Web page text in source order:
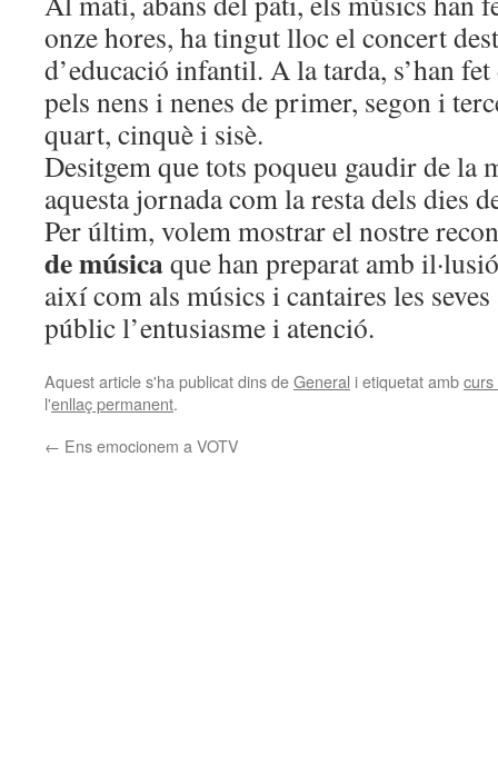
onze hores, ha tingut lloc el concert
d’educació infantil. A la tarda, s’han fet
pels nens i nenes de primer, segon i
quart, cinquè i sisè.
Desitgem que tots poqueu gaudir de la
aquesta jornada com la resta dels dies
Per últim, volem mostrar el nostre
de músicaque han preparat amb
així com als músics i cantaires les
públic l’entusiasme i atenció.
Aquest article s'ha publicat dins deGeneral i etiquetat ambcurs
l'enllaç permanent.
← Ens emocionem a VOTV